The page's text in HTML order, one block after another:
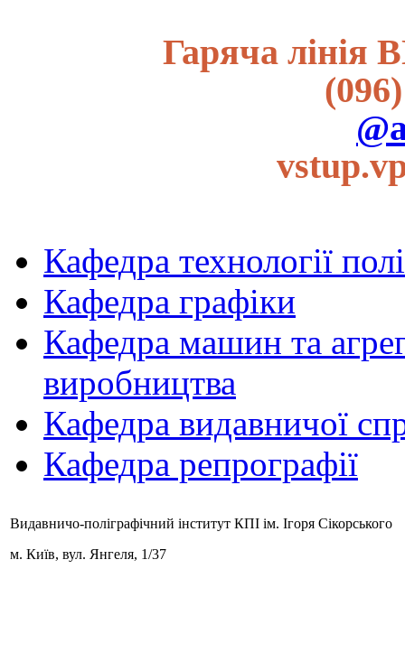
Гаряча лінія
Кафедра технології
Кафедра графіки
Кафедра машин та
виробництва
Кафедра видавничої
Кафедра репрографії
Видавничо-поліграфічний інститут КПІ ім. Ігоря Сікорського
м. Київ, вул. Янгеля, 1/37